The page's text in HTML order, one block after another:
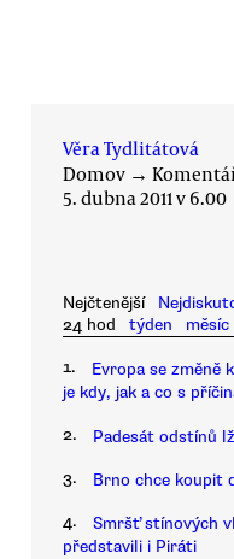
Věra Tydlitátová
Domov →
5. dubna 2011 v 6.00
Nejčtenější
24 hod
týden měsíc
1.
Evropa se změně
je kdy, jak a co s
2. Padesát odstínů
3. Brno chce koupit
4.
Smršť stínových
představili i Piráti